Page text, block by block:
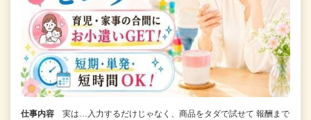
仕事内容
実は…入力するだけじゃなく、商品をタダで試せて 報酬まで